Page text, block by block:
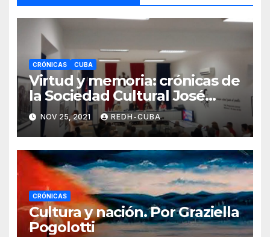
CRÓNICAS CUBA
Virtud y memoria: crónicas de
la Sociedad Cultural José
Martí (I). Por Lil María Pichs
Hernández
NOV 25, 2021 REDH-CUBA
CRÓNICAS
Cultura y nación. Por Graziella
Pogolotti